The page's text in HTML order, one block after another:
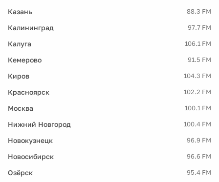
Казань 88.3 FM
Калининград 97.7 FM
Калуга 106.1 FM
Кемерово 91.5 FM
Киров 104.3 FM
Красноярск 102.2 FM
Москва 100.1 FM
Нижний Новгород 100.4 FM
Новокузнецк 96.9 FM
Новосибирск 96.6 FM
Озёрск 95.4 FM